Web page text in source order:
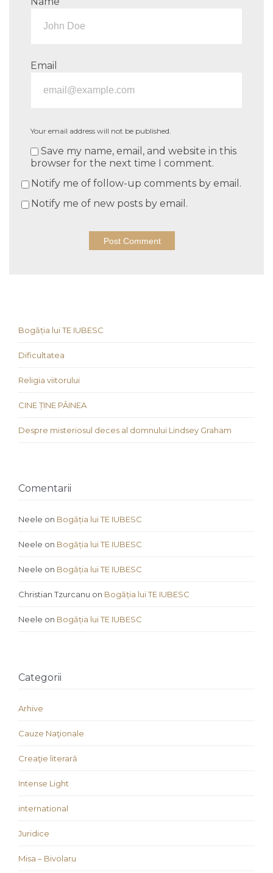
Email
Your email address will not be published.
Save my name, email, and website in this
browser for the next time I comment.
Notify me of follow-up comments by email.
Notify me of new posts by email.
Bogăția lui TE IUBESC
Dificultatea
Religia viitorului
CINE ȚINE PÂINEA
Despre misteriosul deces al domnului Lindsey Graham
Comentarii
Neele on Bogăția lui TE IUBESC
Neele on Bogăția lui TE IUBESC
Neele on Bogăția lui TE IUBESC
Christian Tzurcanu on Bogăția lui TE IUBESC
Neele on Bogăția lui TE IUBESC
Categorii
Arhive
Cauze Naţionale
Creaţie literară
Intense Light
international
Juridice
Misa – Bivolaru